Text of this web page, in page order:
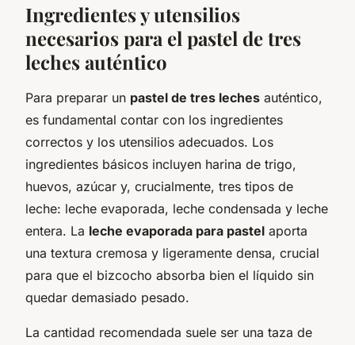
Ingredientes y utensilios
necesarios para el pastel de tres
leches auténtico
Para preparar un pastel de tres leches auténtico,
es fundamental contar con los ingredientes
correctos y los utensilios adecuados. Los
ingredientes básicos incluyen harina de trigo,
huevos, azúcar y, crucialmente, tres tipos de
leche: leche evaporada, leche condensada y leche
entera. La leche evaporada para pastel aporta
una textura cremosa y ligeramente densa, crucial
para que el bizcocho absorba bien el líquido sin
quedar demasiado pesado.
La cantidad recomendada suele ser una taza de